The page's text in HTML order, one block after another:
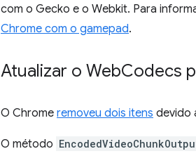
com o Gecko e o Webkit. Para
Chrome com o gamepad.
Atualizar o WebCodecs
O Chrome removeu dois itens devido
O método